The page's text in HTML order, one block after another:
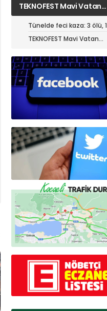
TEKNOFEST Mavi Vatan
öncesi toplantı yapıldı
Tünelde feci kaza: 3 ölü, 1
ağır yaralı
TEKNOFEST Mavi Vatan